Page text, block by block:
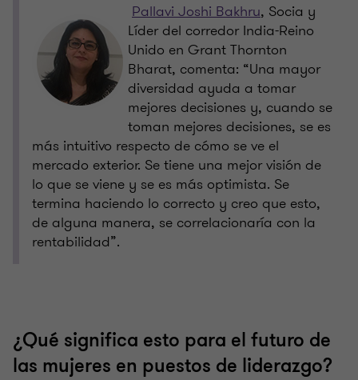
Pallavi Joshi Bakhru, Socia y
Líder del corredor India-Reino
Unido en Grant Thornton
Bharat, comenta: “Una mayor
diversidad ayuda a tomar
mejores decisiones y, cuando se
toman mejores decisiones, se es
más intuitivo respecto de cómo se ve el
mercado exterior. Se tiene una mejor visión de
lo que se viene y se es más optimista. Se
termina haciendo lo correcto y creo que esto,
de alguna manera, se correlacionaría con la
rentabilidad”.
¿Qué significa esto para el futuro de
las mujeres en puestos de liderazgo?